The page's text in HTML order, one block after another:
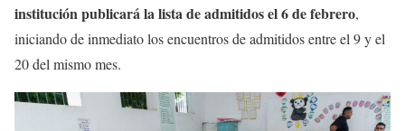
institución publicará la lista de admitidos el 6 de febrero,
iniciando de inmediato los encuentros de admitidos entre el 9 y el
20 del mismo mes.